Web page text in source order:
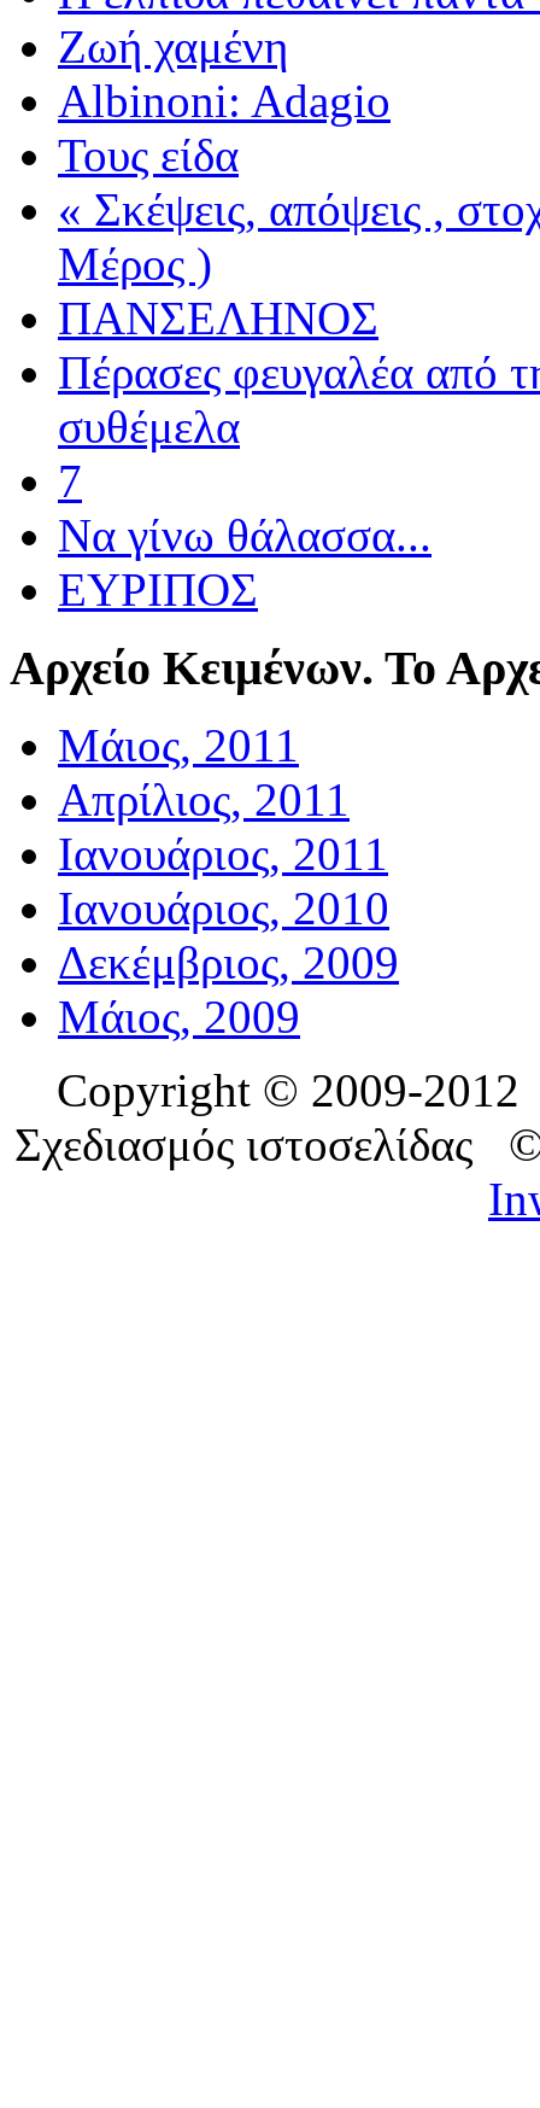
Ζωή χαμένη
Albinoni: Adagio
Τους είδα
« Σκέψεις, απόψεις ,
Μέρος )
ΠΑΝΣΕΛΗΝΟΣ
Πέρασες φευγαλέα από
συθέμελα
7
Να γίνω θάλασσα...
ΕΥΡΙΠΟΣ
Αρχείο Κειμένων. Το
Μάιος, 2011
Απρίλιος, 2011
Ιανουάριος, 2011
Ιανουάριος, 2010
Δεκέμβριος, 2009
Μάιος, 2009
Copyright © 2009-
Σχεδιασμός